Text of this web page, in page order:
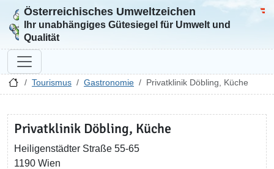
Zur Startseite
Österreichisches Umweltzeichen
Ihr unabhängiges Gütesiegel für Umwelt und
Qualität
Tourismus Gastronomie Privatklinik Döbling, Küche
Privatklinik Döbling, Küche
Heiligenstädter Straße 55-65
1190 Wien